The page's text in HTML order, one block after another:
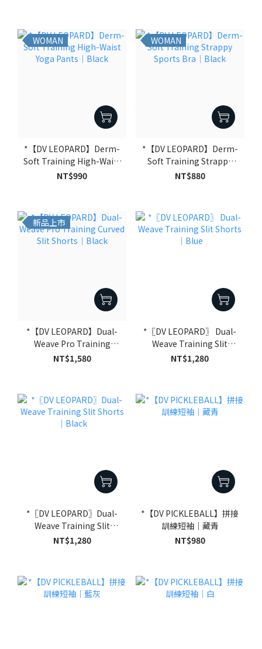
WOMAN
*【DV LEOPARD】Derm-
Soft Training High-Waist
Yoga Pants｜Black
NT$990
WOMAN
*【DV LEOPARD】Derm-
Soft Training Strappy
Sports Bra｜Black
NT$880
新品上市
*【DV LEOPARD】Dual-
Weave Pro Training
Curved Slit Shorts｜Black
NT$1,580
*〖DV LEOPARD〗 Dual-
Weave Training Slit
Shorts｜Blue
NT$1,280
*〖DV LEOPARD〗Dual-
Weave Training Slit
Shorts｜Black
NT$1,280
*【DV PICKLEBALL】拼接
訓練短袖｜藏青
NT$980